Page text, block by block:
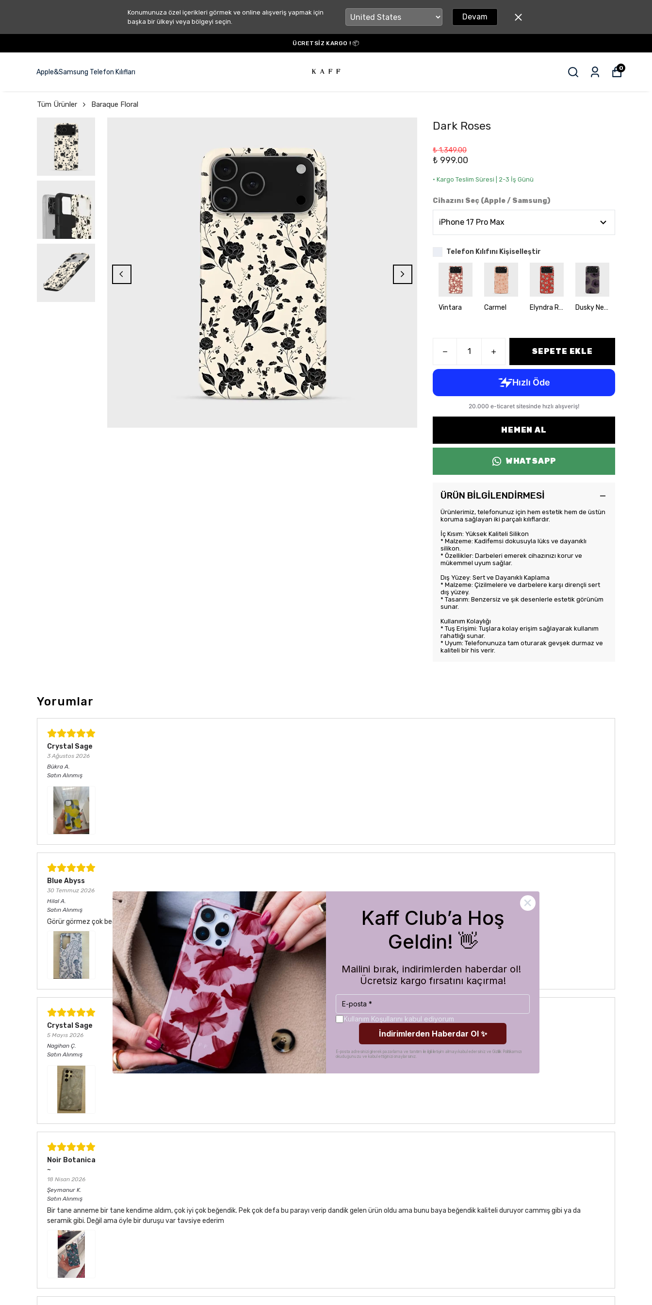
Konumunuza özel içerikleri görmek ve online alışveriş yapmak için
başka bir ülkeyi veya bölgeyi seçin.
Devam
ÜCRETSİZ KARGO ! 📦
Apple&Samsung Telefon Kılıfları 0
Tüm Ürünler Baraque Floral
Dark Roses
₺ 1,349.00
₺ 999.00
• Kargo Teslim Süresi | 2-3 İş Günü
Cihazını Seç (Apple / Samsung)
Telefon Kılıfını Kişiselleştir
Lilac Breeze Vintara Carmel Elyndra Rose Dusky Newone
SEPETE EKLE
HEMEN AL
WHATSAPP
ÜRÜN BİLGİLENDİRMESİ
Ürünlerimiz, telefonunuz için hem estetik hem de üstün
koruma sağlayan iki parçalı kılıflardır.
İç Kısım: Yüksek Kaliteli Silikon
* Malzeme: Kadifemsi dokusuyla lüks ve dayanıklı
silikon.
* Özellikler: Darbeleri emerek cihazınızı korur ve
mükemmel uyum sağlar.
Dış Yüzey: Sert ve Dayanıklı Kaplama
* Malzeme: Çizilmelere ve darbelere karşı dirençli sert
dış yüzey.
* Tasarım: Benzersiz ve şık desenlerle estetik görünüm
sunar.
Kullanım Kolaylığı
* Tuş Erişimi: Tuşlara kolay erişim sağlayarak kullanım
rahatlığı sunar.
* Uyum: Telefonunuza tam oturarak gevşek durmaz ve
kaliteli bir his verir.
Yorumlar
Crystal Sage
3 Ağustos 2026
Bükra A.
Satın Alınmış
Blue Abyss
30 Temmuz 2026
Hilal A.
Satın Alınmış
Görür görmez çok beğendim. Hem desen olarak çok şık hem de koruma olarak çok güvenilir. Ayrıca hızlı kargolama için teşekkürler
Crystal Sage
5 Mayıs 2026
Nagihan Ç.
Satın Alınmış
Noir Botanica
~
18 Nisan 2026
Şeymanur K.
Satın Alınmış
Bir tane anneme bir tane kendime aldım, çok iyi çok beğendik. Pek çok defa bu parayı verip dandik gelen ürün oldu ama bunu baya beğendik kaliteli duruyor cammış gibi ya da
seramik gibi. Değil ama öyle bir duruşu var tavsiye ederim
Kaff Club’a Hoş
Geldin! 👋
Mailini bırak, indirimlerden haberdar ol!
Ücretsiz kargo fırsatını kaçırma!
Kullanım Koşullarını kabul ediyorum
İndirimlerden Haberdar Ol ✨
E-posta adresinizi girerek pazarlama ve tanıtım ile ilgili iletişim almayı kabul edersiniz ve Gizlilik Politikamızı
okuduğunuzu ve kabul ettiğinizi onaylarsınız.